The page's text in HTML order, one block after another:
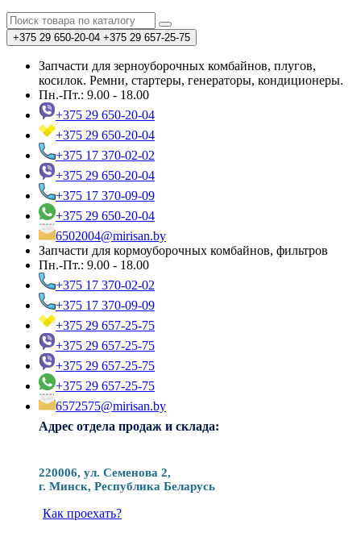
+375 29 650-20-04 +375 29 657-25-75
Запчасти для зерноуборочных комбайнов, плугов,
косилок. Ремни, стартеры, генераторы, кондиционеры.
Пн.-Пт.: 9.00 - 18.00
+375 29 650-20-04
+375 29 650-20-04
+375 17 370-02-02
+375 29 650-20-04
+375 17 370-09-09
+375 29 650-20-04
6502004@mirisan.by
Запчасти для кормоуборочных комбайнов, фильтров
Пн.-Пт.: 9.00 - 18.00
+375 17 370-02-02
+375 17 370-09-09
+375 29 657-25-75
+375 29 657-25-75
+375 29 657-25-75
+375 29 657-25-75
6572575@mirisan.by
Адрес отдела продаж и склада:
220006, ул. Семенова 2,
г. Минск, Республика Беларусь
Как проехать?